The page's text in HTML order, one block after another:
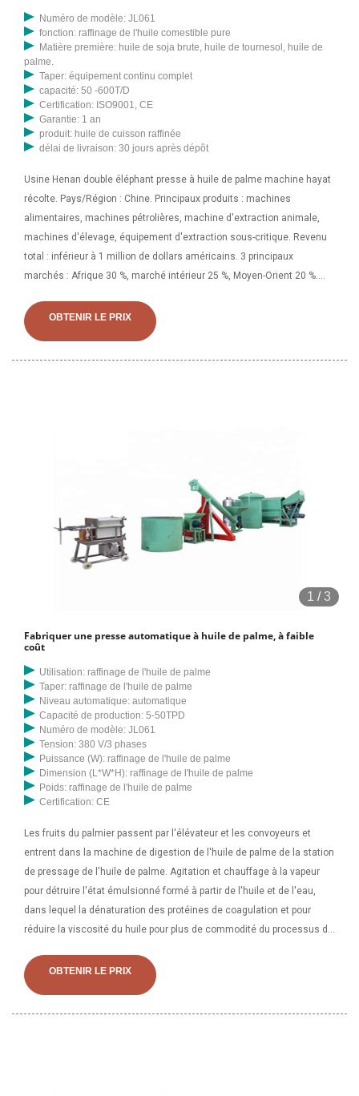
Numéro de modèle: JL061
fonction: raffinage de l'huile comestible pure
Matière première: huile de soja brute, huile de tournesol, huile de
palme.
Taper: équipement continu complet
capacité: 50 -600T/D
Certification: ISO9001, CE
Garantie: 1 an
produit: huile de cuisson raffinée
délai de livraison: 30 jours après dépôt
Usine Henan double éléphant presse à huile de palme machine hayat
récolte. Pays/Région : Chine. Principaux produits : machines
alimentaires, machines pétrolières, machine d'extraction animale,
machines d'élevage, équipement d'extraction sous-critique. Revenu
total : inférieur à 1 million de dollars américains. 3 principaux
marchés : Afrique 30 %, marché intérieur 25 %, Moyen-Orient 20 %.
Henan | Huile de palme Hayat. . Société commerciale spécialisée de
presse à huile, de raffinerie de pétrole, de machine à granulés, de
OBTENIR LE PRIX
1 /3
Fabriquer une presse automatique à huile de palme, à faible
coût
Utilisation: raffinage de l'huile de palme
Taper: raffinage de l'huile de palme
Niveau automatique: automatique
Capacité de production: 5-50TPD
Numéro de modèle: JL061
Tension: 380 V/3 phases
Puissance (W): raffinage de l'huile de palme
Dimension (L*W*H): raffinage de l'huile de palme
Poids: raffinage de l'huile de palme
Certification: CE
Les fruits du palmier passent par l'élévateur et les convoyeurs et
entrent dans la machine de digestion de l'huile de palme de la station
de pressage de l'huile de palme. Agitation et chauffage à la vapeur
pour détruire l'état émulsionné formé à partir de l'huile et de l'eau,
dans lequel la dénaturation des protéines de coagulation et pour
réduire la viscosité du huile pour plus de commodité du processus de
maintient à 95-100 ℃ environ 20. Lors de l'étape de pressage, une
presse mécanique à vis d'huile de palme est utilisée pour extraire
OBTENIR LE PRIX